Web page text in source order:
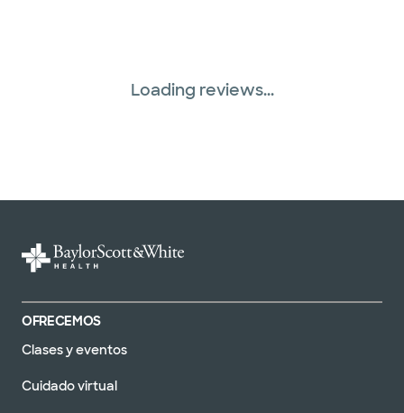
Loading reviews...
OFRECEMOS
Clases y eventos
Cuidado virtual